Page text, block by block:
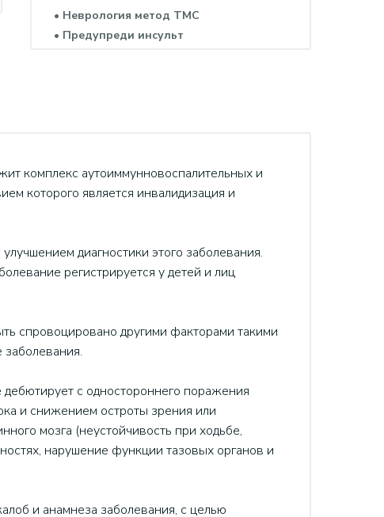
• Неврология метод ТМС
• Предупреди инсульт
комплекс аутоиммунновоспалительных и
которого является инвалидизация и
диагностики этого заболевания.
регистрируется у детей и лиц
спровоцировано другими факторами такими
с одностороннего поражения
и снижением остроты зрения или
мозга (неустойчивость при ходьбе,
нарушение функции тазовых органов и
и анамнеза заболевания, с целью